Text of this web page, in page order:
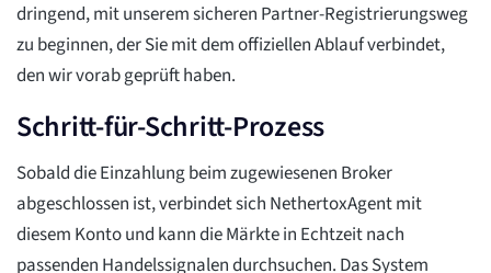
dringend, mit unserem sicheren Partner-Registrierungsweg
zu beginnen, der Sie mit dem offiziellen Ablauf verbindet,
den wir vorab geprüft haben.
Schritt-für-Schritt-Prozess
Sobald die Einzahlung beim zugewiesenen Broker
abgeschlossen ist, verbindet sich NethertoxAgent mit
diesem Konto und kann die Märkte in Echtzeit nach
passenden Handelssignalen durchsuchen. Das System